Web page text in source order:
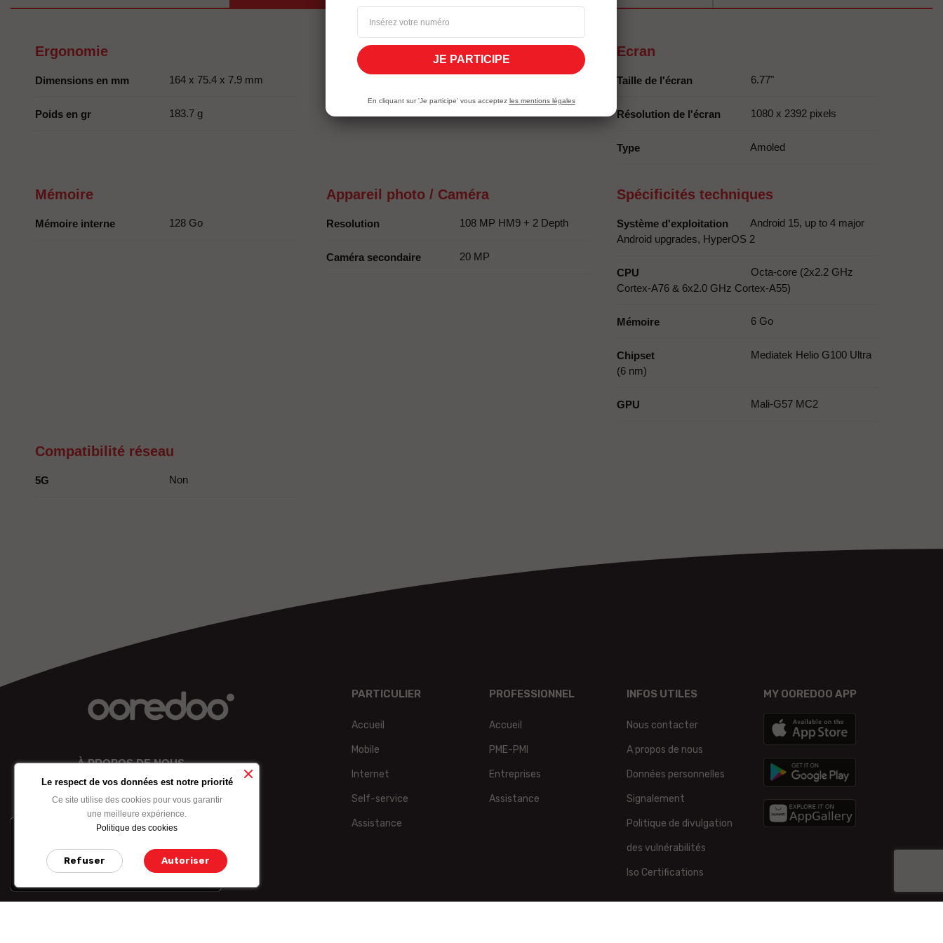
Ergonomie
Dimensions en mm 164 x 75.4 x 7.9 mm
Poids en gr 183.7 g
Autonomie Ecran
Taille de l'écran 6.77"
Résolution de l'écran 1080 x 2392 pixels
Type Amoled
Mémoire
Mémoire interne 128 Go
Appareil photo / Caméra
Resolution 108 MP HM9 + 2 Depth
Caméra secondaire 20 MP
Spécificités techniques
Système d'exploitation
Android 15, up to 4 major
Android upgrades, HyperOS 2
CPU
Octa-core (2x2.2 GHz
Cortex-A76 & 6x2.0 GHz Cortex-A55)
Mémoire 6 Go
Chipset
Mediatek Helio G100 Ultra
(6 nm)
GPU Mali-G57 MC2
Compatibilité réseau
5G Non
À PROPOS DE NOUS
PARTICULIER
Accueil
Mobile
Internet
Self-service
Assistance
PROFESSIONNEL
Accueil
PME-PMI
Entreprises
Assistance
INFOS UTILES
Nous contacter
A propos de nous
Données personnelles
Signalement
Politique de divulgation
des vulnérabilités
Iso Certifications
MY OOREDOO APP
Le respect de vos données est notre priorité
Ce site utilise des cookies pour vous garantir
une meilleure expérience.
Politique des cookies
Autoriser
Refuser
internet achetés par
carte bancaire
JE PARTICIPE
En cliquant sur 'Je participe' vous acceptez les mentions légales